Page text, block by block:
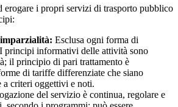
erogare i propri servizi di trasporto pubblico
Esclusa ogni forma di
principi informativi delle attività sono
il principio di pari trattamento è
di tariffe differenziate che siano
a criteri oggettivi e noti.
del servizio è continua, regolare e